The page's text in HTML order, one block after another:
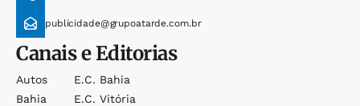
publicidade@grupoatarde.com.br
Canais e Editorias
Autos
Bahia
E.c. Bahia
E.c. Vitória